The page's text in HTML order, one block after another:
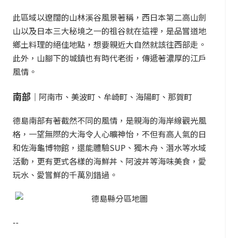
此區域以遼闊的山林溪谷風景著稱，西日本第二高山劍
山以及日本三大秘境之一的祖谷就在這裡，是品嘗道地
鄉土料理的絕佳地點，想要親近大自然就該往西部走。
此外，山腳下的城鎮也有時代老街，傳遞著濃厚的江戶
風情。
南部 ｜ 阿南市、美波町、牟崎町、海陽町、那賀町
德島南部有著截然不同的風情，是親海的海岸線觀光風
格，一望無際的大海令人心曠神怡，不但有高人氣的日
和佐海龜博物館，還能體驗SUP、獨木舟、潛水等水域
活動，更有更式各樣的海鮮丼、阿波丼等海味美食，愛
玩水、愛嘗鮮的千萬別錯過。
--